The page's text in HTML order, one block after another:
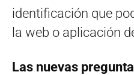
identificación que
la web o aplicación
Las nuevas